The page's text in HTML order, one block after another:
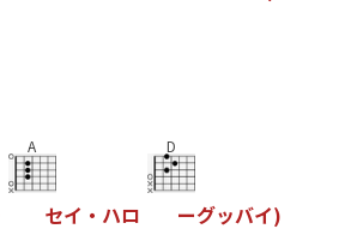
A
セイ ・ ハロ
D
ーグッバイ)